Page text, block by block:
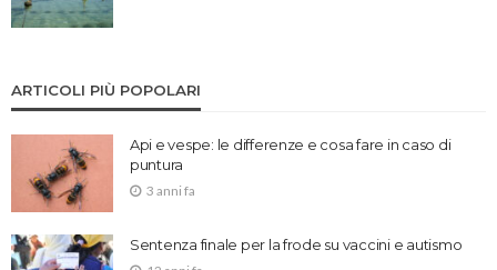
ARTICOLI PIÙ POPOLARI
Api e vespe: le differenze e cosa fare in caso di
puntura
3 anni fa
Sentenza finale per la frode su vaccini e autismo